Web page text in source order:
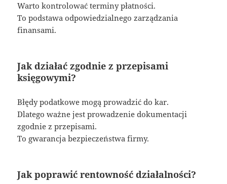
Warto kontrolować terminy płatności.
To podstawa odpowiedzialnego zarządzania
finansami.
Jak działać zgodnie z przepisami
księgowymi?
Błędy podatkowe mogą prowadzić do kar.
Dlatego ważne jest prowadzenie dokumentacji
zgodnie z przepisami.
To gwarancja bezpieczeństwa firmy.
Jak poprawić rentowność działalności?